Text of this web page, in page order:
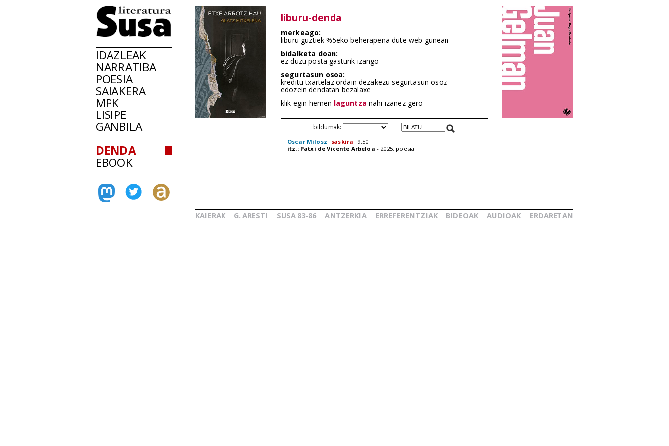
IDAZLEAK
NARRATIBA
POESIA
SAIAKERA
MPK
LISIPE
GANBILA
DENDA
EBOOK
liburu-denda
merkeago:
liburu guztiek %5eko beherapena dute web gunean
bidalketa doan:
ez duzu posta gasturik izango
segurtasun osoa:
kreditu txartelaz ordain dezakezu segurtasun osoz
edozein dendatan bezalaxe
klik egin hemen laguntza nahi izanez gero
bildumak:
Oscar Milosz saskira
9,50
itz.: Patxi de Vicente Arbeloa - 2025, poesia
KAIERAK G. ARESTI SUSA 83-86 ANTZERKIA ERREFERENTZIAK BIDEOAK AUDIOAK ERDARETAN